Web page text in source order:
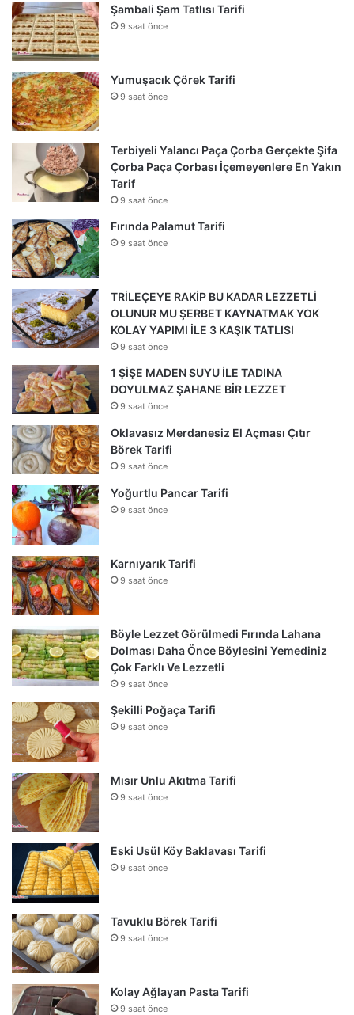
Şambali Şam Tatlısı Tarifi
9 saat önce
Yumuşacık Çörek Tarifi
9 saat önce
Terbiyeli Yalancı Paça Çorba Gerçekte Şifa
Çorba Paça Çorbası İçemeyenlere En Yakın
Tarif
9 saat önce
Fırında Palamut Tarifi
9 saat önce
TRİLEÇEYE RAKİP BU KADAR LEZZETLİ
OLUNUR MU ŞERBET KAYNATMAK YOK
KOLAY YAPIMI İLE 3 KAŞIK TATLISI
9 saat önce
1 ŞİŞE MADEN SUYU İLE TADINA
DOYULMAZ ŞAHANE BİR LEZZET
9 saat önce
Oklavasız Merdanesiz El Açması Çıtır
Börek Tarifi
9 saat önce
Yoğurtlu Pancar Tarifi
9 saat önce
Karnıyarık Tarifi
9 saat önce
Böyle Lezzet Görülmedi Fırında Lahana
Dolması Daha Önce Böylesini Yemediniz
Çok Farklı Ve Lezzetli
9 saat önce
Şekilli Poğaça Tarifi
9 saat önce
Mısır Unlu Akıtma Tarifi
9 saat önce
Eski Usül Köy Baklavası Tarifi
9 saat önce
Tavuklu Börek Tarifi
9 saat önce
Kolay Ağlayan Pasta Tarifi
9 saat önce